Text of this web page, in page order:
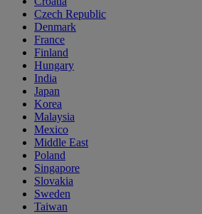
Czech Republic
Denmark
France
Finland
Hungary
India
Japan
Korea
Malaysia
Mexico
Middle East
Poland
Singapore
Slovakia
Sweden
Taiwan